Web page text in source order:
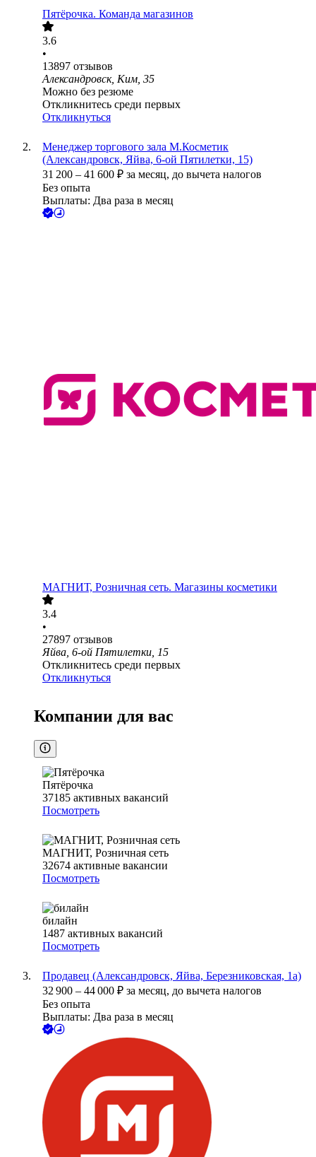
Пятёрочка. Команда магазинов
3.6
•
13897 отзывов
Александровск, Ким, 35
Можно без резюме
Откликнитесь среди первых
Откликнуться
Менеджер торгового зала М.Косметик
(Александровск, Яйва, 6-ой Пятилетки, 15)
31 200 – 41 600 ₽ за месяц, до вычета налогов
Без опыта
Выплаты: Два раза в месяц
МАГНИТ, Розничная сеть. Магазины косметики
3.4
•
27897 отзывов
Яйва, 6-ой Пятилетки, 15
Откликнитесь среди первых
Откликнуться
Компании для вас
Пятёрочка
37185 активных вакансий
Посмотреть
МАГНИТ, Розничная сеть
32674 активные вакансии
Посмотреть
билайн
1487 активных вакансий
Посмотреть
Продавец (Александровск, Яйва, Березниковская, 1а)
32 900 – 44 000 ₽ за месяц, до вычета налогов
Без опыта
Выплаты: Два раза в месяц